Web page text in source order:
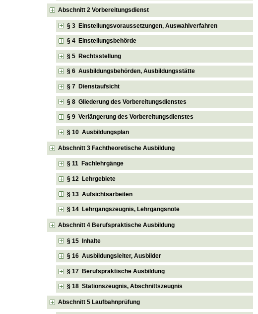
Abschnitt 2 Vorbereitungsdienst
§ 3 Einstellungsvoraussetzungen, Auswahlverfahren
§ 4 Einstellungsbehörde
§ 5 Rechtsstellung
§ 6 Ausbildungsbehörden, Ausbildungsstätte
§ 7 Dienstaufsicht
§ 8 Gliederung des Vorbereitungsdienstes
§ 9 Verlängerung des Vorbereitungsdienstes
§ 10 Ausbildungsplan
Abschnitt 3 Fachtheoretische Ausbildung
§ 11 Fachlehrgänge
§ 12 Lehrgebiete
§ 13 Aufsichtsarbeiten
§ 14 Lehrgangszeugnis, Lehrgangsnote
Abschnitt 4 Berufspraktische Ausbildung
§ 15 Inhalte
§ 16 Ausbildungsleiter, Ausbilder
§ 17 Berufspraktische Ausbildung
§ 18 Stationszeugnis, Abschnittszeugnis
Abschnitt 5 Laufbahnprüfung